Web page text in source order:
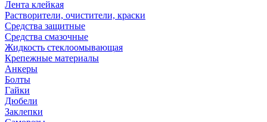
Лента клейкая
Растворители, очистители, краски
Средства защитные
Средства смазочные
Жидкость стеклоомывающая
Крепежные материалы
Анкеры
Болты
Гайки
Дюбели
Заклепки